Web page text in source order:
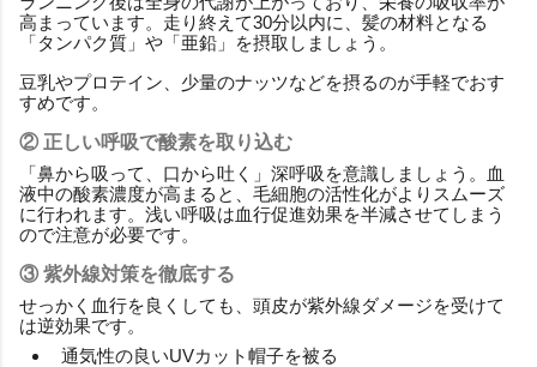
高まっています。走り終えて30分以内に、髪の材料となる
「タンパク質」や「亜鉛」を摂取しましょう。
豆乳やプロテイン、少量のナッツなどを摂るのが手軽でおす
すめです。
② 正しい呼吸で酸素を取り込む
「鼻から吸って、口から吐く」深呼吸を意識しましょう。血
液中の酸素濃度が高まると、毛細胞の活性化がよりスムーズ
に行われます。浅い呼吸は血行促進効果を半減させてしまう
ので注意が必要です。
③ 紫外線対策を徹底する
せっかく血行を良くしても、頭皮が紫外線ダメージを受けて
は逆効果です。
通気性の良いUVカット帽子を被る